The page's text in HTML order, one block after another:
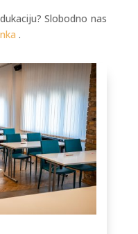
Slobodno nas
.